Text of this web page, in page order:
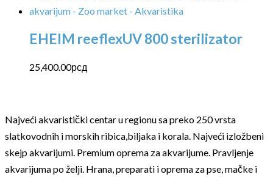
EHEIM reeflexUV 800 sterilizator
25,400.00рсд
Najveći akvaristički centar u regionu sa preko 250 vrsta
slatkovodnih i morskih ribica,biljaka i korala. Najveći izložbeni
skejp akvarijumi. Premium oprema za akvarijume. Pravljenje
akvarijuma po želji. Hrana, preparati i oprema za pse, mačke i